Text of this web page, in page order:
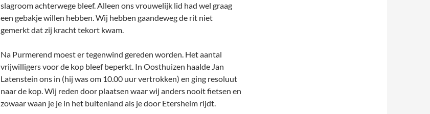
slagroom achterwege bleef. Alleen ons vrouwelijk lid had wel graag
een gebakje willen hebben. Wij hebben gaandeweg de rit niet
gemerkt dat zij kracht tekort kwam.
Na Purmerend moest er tegenwind gereden worden. Het aantal
vrijwilligers voor de kop bleef beperkt. In Oosthuizen haalde Jan
Latenstein ons in (hij was om 10.00 uur vertrokken) en ging resoluut
naar de kop. Wij reden door plaatsen waar wij anders nooit fietsen en
zowaar waan je je in het buitenland als je door Etersheim rijdt.